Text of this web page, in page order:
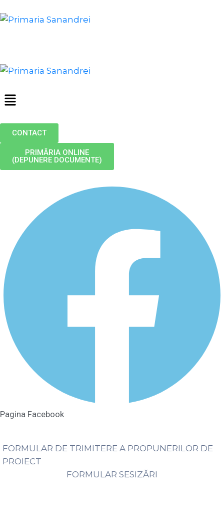
CONTACT
PRIMĂRIA ONLINE
(DEPUNERE DOCUMENTE)
Pagina Facebook
FORMULAR DE TRIMITERE A PROPUNERILOR DE
PROIECT
FORMULAR SESIZĂRI